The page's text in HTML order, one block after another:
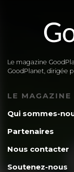
Le magazine
GoodPlanet, dirigée
LE MAGAZINE
Qui sommes-
Partenaires
Nous contacter
Soutenez-nous